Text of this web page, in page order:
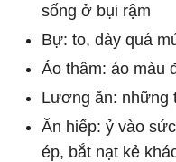
sống ở bụi rậm
Bự: to, dày quá
Áo thâm: áo màu
Lương ăn: những
Ăn hiếp: ỷ vào
ép, bắt nạt kẻ